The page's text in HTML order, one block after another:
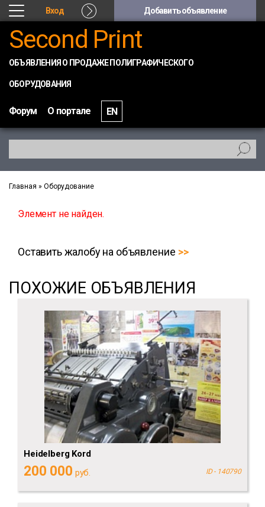
Вход Добавить объявление
Second Print
ОБЪЯВЛЕНИЯ О ПРОДАЖЕ ПОЛИГРАФИЧЕСКОГО
ОБОРУДОВАНИЯ
Форум О портале EN
Главная » Оборудование
Элемент не найден.
Оставить жалобу на объявление
ПОХОЖИЕ ОБЪЯВЛЕНИЯ
Heidelberg Kord
200 000 руб. ID - 140790